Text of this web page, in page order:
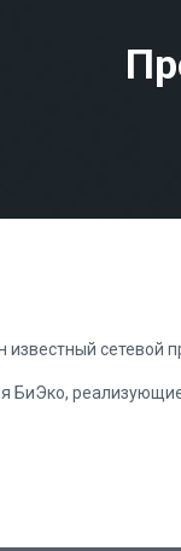
известный сетевой
БиЭко,